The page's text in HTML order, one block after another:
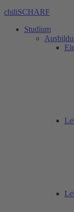
chiliSCHARF
Studium